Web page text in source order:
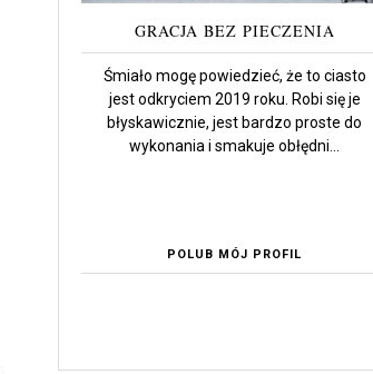
GRACJA BEZ PIECZENIA
Śmiało mogę powiedzieć, że to ciasto
jest odkryciem 2019 roku. Robi się je
błyskawicznie, jest bardzo proste do
wykonania i smakuje obłędni...
POLUB MÓJ PROFIL